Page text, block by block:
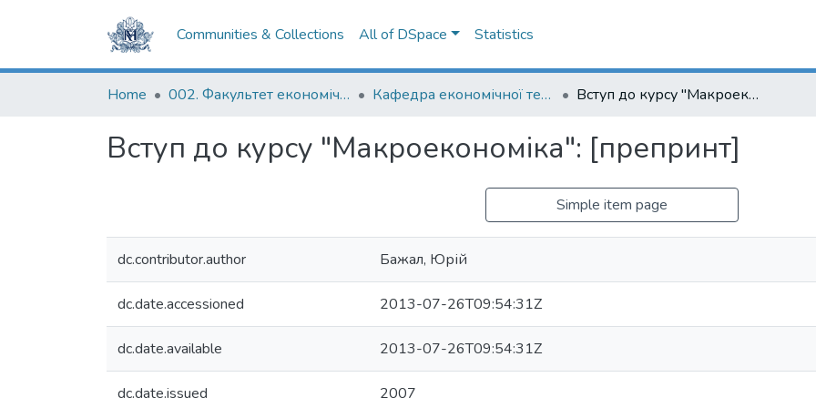
Communities & Collections All of DSpace Statistics
Home 002. Факультет економічних наук Кафедра економічної теорії Вступ до курсу "Макроекономіка": [препринт]
Вступ до курсу "Макроекономіка": [препринт]
Simple item page
dc.contributor.author Бажал, Юрій
dc.date.accessioned 2013-07-26T09:54:31Z
dc.date.available 2013-07-26T09:54:31Z
dc.date.issued 2007